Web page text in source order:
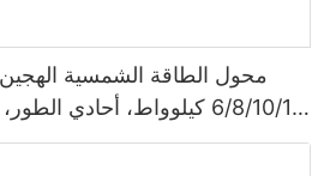
محول الطاقة الشمسية
6/8/10/12 كيلوواط، أحادي